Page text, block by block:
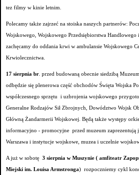
tez filmy w kinie letnim.
Polecamy także zajrzeć na stoiska naszych partnerów:
Wojskowego, Wojskowego Przedsiębiorstwa
zachęcamy do oddania krwi w ambulansie Wojskowego
Krwiolecznictwa.
17 sierpnia br . przed budowaną obecnie siedzibą
odbędzie się plenerowa część obchodów Święta Wojska
współczesnego sprzętu i uzbrojenia wojskowego
Generalne Rodzajów Sił Zbrojnych, Dowództwo Wojsk
Główną Żandarmerii Wojskowej. Będą także występy
informacyjno - promocyjne przed muzeum zaprezentują
Warszawa i instytucje wojskowe, muzea i uczelnie
A już w sobotę 3 sierpnia w Muszynie ( amfiteatr
Miejski im. Louisa Armstronga) rozpoczniemy cykl